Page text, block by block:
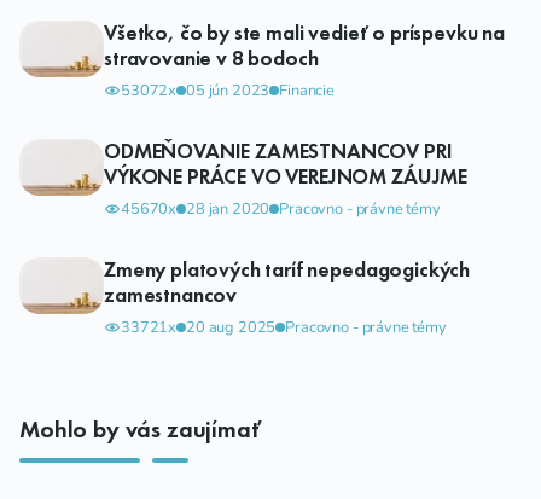
Všetko, čo by ste mali vedieť o príspevku na
stravovanie v 8 bodoch
53072x 05 jún 2023 Financie
ODMEŇOVANIE ZAMESTNANCOV PRI
VÝKONE PRÁCE VO VEREJNOM ZÁUJME
45670x 28 jan 2020 Pracovno - právne témy
Zmeny platových taríf nepedagogických
zamestnancov
33721x 20 aug 2025 Pracovno - právne témy
Mohlo by vás zaujímať